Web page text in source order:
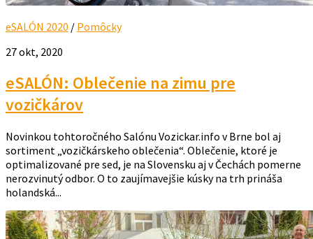
eSALÓN 2020 / Pomôcky
27 okt, 2020
eSALÓN: Oblečenie na zimu pre
vozičkárov
Novinkou tohtoročného Salónu Vozickar.info v Brne bol aj
sortiment „vozičkárskeho oblečenia“. Oblečenie, ktoré je
optimalizované pre sed, je na Slovensku aj v Čechách pomerne
nerozvinutý odbor. O to zaujímavejšie kúsky na trh prináša
holandská...